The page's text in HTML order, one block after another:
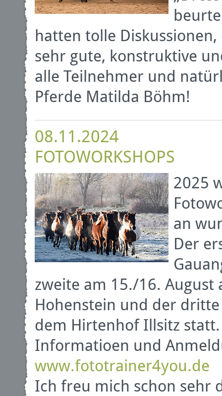
hatten tolle
sehr gute, konstruktive
alle Teilnehmer und
Pferde Matilda Böhm!
08.11.2024
FOTOWORKSHOPS
2025
an
Der
zweite am 15./16.
Hohenstein und der
dem Hirtenhof Illsitz statt.
Informatioen und
www.fototrainer4you.de
Ich freu mich schon sehr